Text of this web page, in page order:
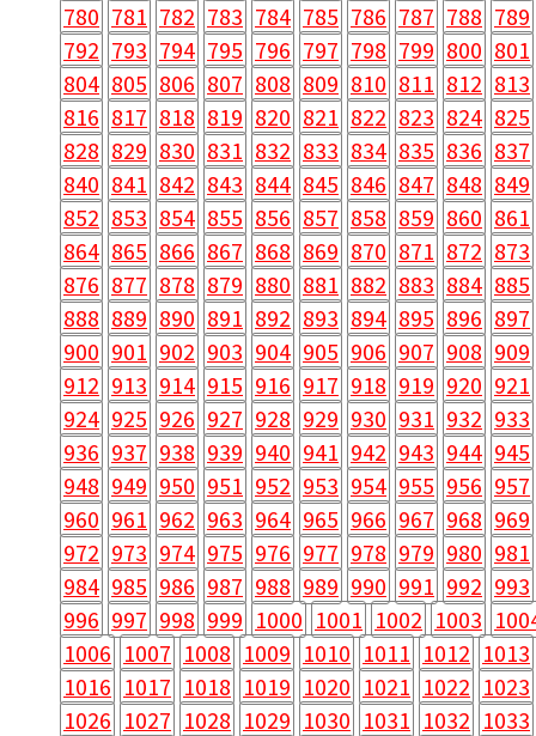
780 781 782 783 784 785 786 787 788 789
792 793 794 795 796 797 798 799 800 801
804 805 806 807 808 809 810 811 812 813
816 817 818 819 820 821 822 823 824 825
828 829 830 831 832 833 834 835 836 837
840 841 842 843 844 845 846 847 848 849
852 853 854 855 856 857 858 859 860 861
864 865 866 867 868 869 870 871 872 873
876 877 878 879 880 881 882 883 884 885
888 889 890 891 892 893 894 895 896 897
900 901 902 903 904 905 906 907 908 909
912 913 914 915 916 917 918 919 920 921
924 925 926 927 928 929 930 931 932 933
936 937 938 939 940 941 942 943 944 945
948 949 950 951 952 953 954 955 956 957
960 961 962 963 964 965 966 967 968 969
972 973 974 975 976 977 978 979 980 981
984 985 986 987 988 989 990 991 992 993
996 997 998 999 1000 1001 1002 1003
1006 1007 1008 1009 1010 1011 1012 1013
1016 1017 1018 1019 1020 1021 1022 1023
1026 1027 1028 1029 1030 1031 1032 1033